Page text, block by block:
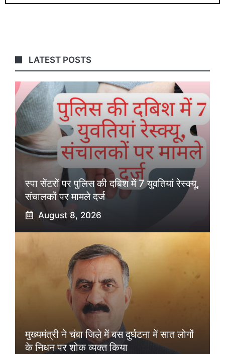
LATEST POSTS
स्पा सेंटरों पर पुलिस की दबिश में 7 युवतियां रेस्क्यू,
संचालकों पर मामले दर्ज
August 8, 2026
मुख्यमंत्री ने चंबा जिले में बस दुर्घटना में सात लोगों
के निधन पर शोक व्यक्त किया